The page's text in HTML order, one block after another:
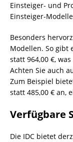
Einsteiger- und
Einsteiger-
Besonders
Modellen. So gibt
statt 964,00 €,
Achten Sie auch
Zum Beispiel
statt 485,00 € an,
Verfügbare
Die IDC bietet